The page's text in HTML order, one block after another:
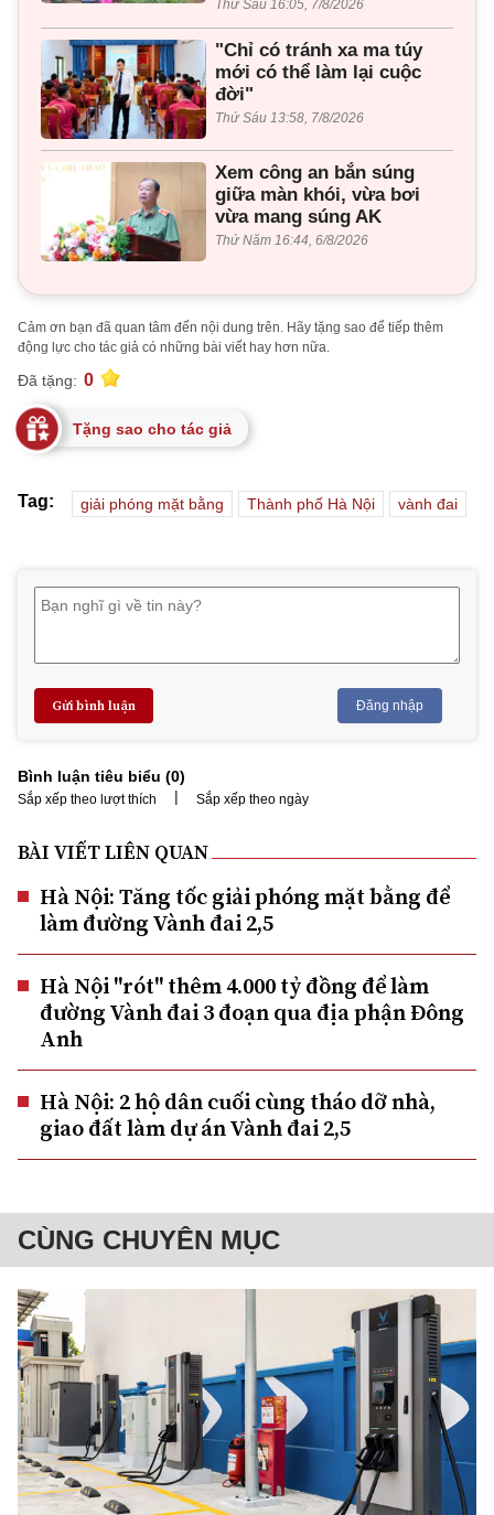
Thứ Sáu 16:05, 7/8/2026
"Chỉ có tránh xa ma túy
mới có thể làm lại cuộc
đời"
Thứ Sáu 13:58, 7/8/2026
Xem công an bắn súng
giữa màn khói, vừa bơi
vừa mang súng AK
Thứ Năm 16:44, 6/8/2026
Cảm ơn bạn đã quan tâm đến nội dung trên. Hãy tặng sao để tiếp thêm
động lực cho tác giả có những bài viết hay hơn nữa.
Đã tặng: 0
Tặng sao cho tác giả
Tag: giải phóng mặt bằng Thành phố Hà Nội vành đai
Gửi bình luận Đăng nhập
Bình luận tiêu biểu (0)
Sắp xếp theo lượt thích | Sắp xếp theo ngày
BÀI VIẾT LIÊN QUAN
Hà Nội: Tăng tốc giải phóng mặt bằng để
làm đường Vành đai 2,5
Hà Nội "rót" thêm 4.000 tỷ đồng để làm
đường Vành đai 3 đoạn qua địa phận Đông
Anh
Hà Nội: 2 hộ dân cuối cùng tháo dỡ nhà,
giao đất làm dự án Vành đai 2,5
CÙNG CHUYÊN MỤC